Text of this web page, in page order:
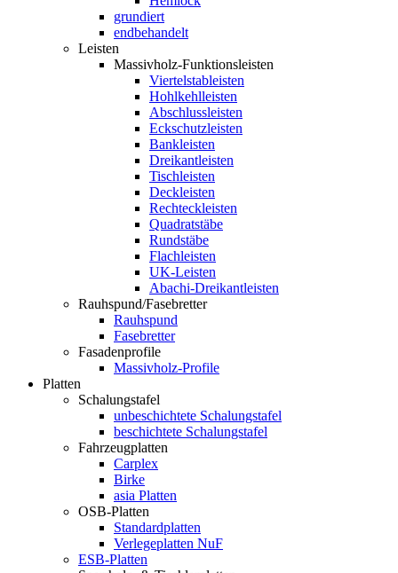
grundiert
endbehandelt
Leisten
Massivholz-Funktionsleisten
Viertelstableisten
Hohlkehlleisten
Abschlussleisten
Eckschutzleisten
Bankleisten
Dreikantleisten
Tischleisten
Deckleisten
Rechteckleisten
Quadratstäbe
Rundstäbe
Flachleisten
UK-Leisten
Abachi-Dreikantleisten
Rauhspund/Fasebretter
Rauhspund
Fasebretter
Fasadenprofile
Massivholz-Profile
Platten
Schalungstafel
unbeschichtete Schalungstafel
beschichtete Schalungstafel
Fahrzeugplatten
Carplex
Birke
asia Platten
OSB-Platten
Standardplatten
Verlegeplatten NuF
ESB-Platten